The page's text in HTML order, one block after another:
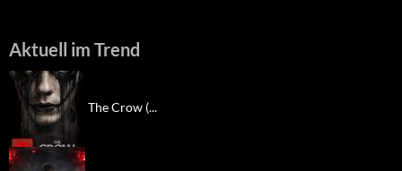
Aktuell im Trend
The Crow (...